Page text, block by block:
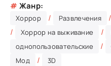
# Жанр:
Хоррор / Развлечения /
/ Хоррор на выживание /
однопользовательские /
Мод / 3D